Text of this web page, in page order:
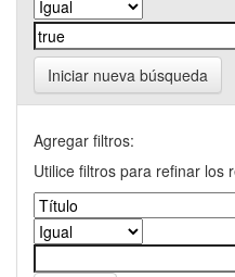
Iniciar nueva búsqueda
Agregar filtros:
Utilice filtros para refinar los